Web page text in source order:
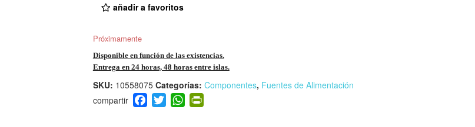
añadir a favoritos
Próximamente
Disponible en función de las existencias.
Entrega en 24 horas, 48 horas entre islas.
SKU: 10558075 Categorías: Componentes, Fuentes de Alimentación
F
a
T
wi
W
h
Pr
in